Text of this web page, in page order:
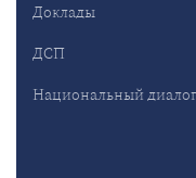
Доклады
ДСП
Национальный